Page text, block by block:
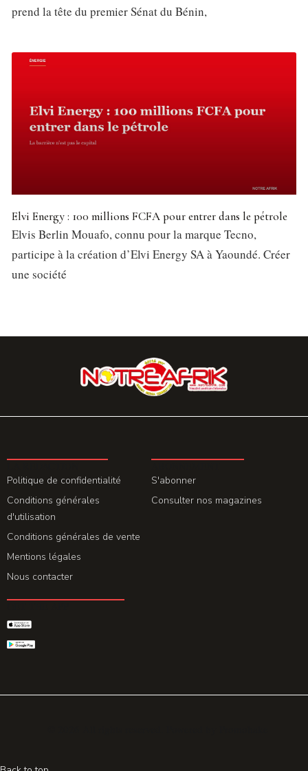
prend la tête du premier Sénat du Bénin,
Elvi Energy : 100 millions FCFA pour entrer dans le pétrole
Elvis Berlin Mouafo, connu pour la marque Tecno,
participe à la création d’Elvi Energy SA à Yaoundé. Créer
une société
Politique de confidentialité
Conditions générales
d'utilisation
Conditions générales de vente
Mentions légales
Nous contacter
S'abonner
Consulter nos magazines